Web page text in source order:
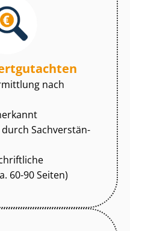
nach
Sach­ver­stän­
60-90 Seiten)